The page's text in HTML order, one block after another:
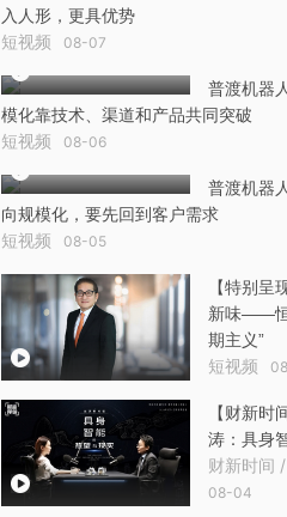
入人形，更具优势
短视频 08-07
普渡机器
模化靠技术、渠道和产品共同突破
短视频 08-06
普渡机器
向规模化，要先回到客户需求
短视频 08-05
【特别呈
新味——恒
期主义”
短视频
【财新时
涛：具身
财新时间
08-04